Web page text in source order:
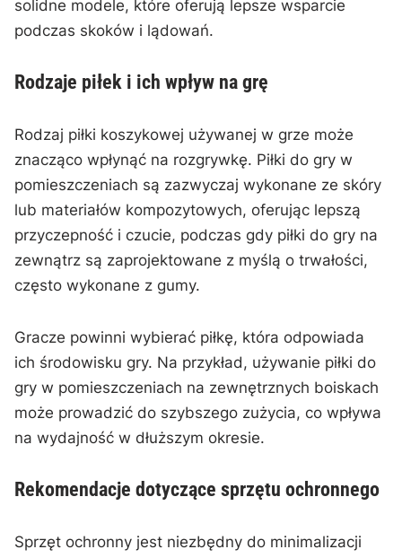
solidne modele, które oferują lepsze wsparcie
podczas skoków i lądowań.
Rodzaje piłek i ich wpływ na grę
Rodzaj piłki koszykowej używanej w grze może
znacząco wpłynąć na rozgrywkę. Piłki do gry w
pomieszczeniach są zazwyczaj wykonane ze skóry
lub materiałów kompozytowych, oferując lepszą
przyczepność i czucie, podczas gdy piłki do gry na
zewnątrz są zaprojektowane z myślą o trwałości,
często wykonane z gumy.
Gracze powinni wybierać piłkę, która odpowiada
ich środowisku gry. Na przykład, używanie piłki do
gry w pomieszczeniach na zewnętrznych boiskach
może prowadzić do szybszego zużycia, co wpływa
na wydajność w dłuższym okresie.
Rekomendacje dotyczące sprzętu ochronnego
Sprzęt ochronny jest niezbędny do minimalizacji